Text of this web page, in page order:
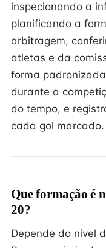
inspecionando a
planificando a
arbitragem,
atletas e da
forma
durante a
do tempo, e
cada gol
Que formação é
20?
Depende do nível